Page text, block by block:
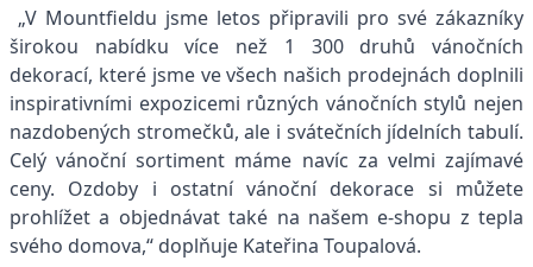
„V Mountfieldu jsme letos připravili pro své zákazníky
širokou nabídku více než 1 300 druhů vánočních
dekorací, které jsme ve všech našich prodejnách doplnili
inspirativními expozicemi různých vánočních stylů nejen
nazdobených stromečků, ale i svátečních jídelních tabulí.
Celý vánoční sortiment máme navíc za velmi zajímavé
ceny. Ozdoby i ostatní vánoční dekorace si můžete
prohlížet a objednávat také na našem e-shopu z tepla
svého domova,“ doplňuje Kateřina Toupalová.